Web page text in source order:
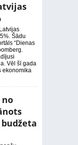
Šādu
“Dienas
Vēl šī gada
ekonomika